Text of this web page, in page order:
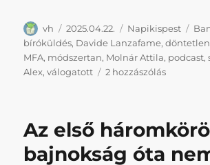
Szerző
vh Közzétéve
2025.04.22. Kategória
Napikispest
bíróküldés, Davide Lanzafame,döntetlen
MFA, módszertan, Molnár Attila, podcast,
Alex,válogatott 2 hozzászólás
Az első
bajnokság óta